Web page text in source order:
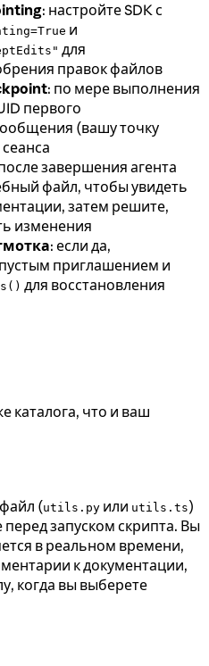
: настройте SDK с
и
для
правок файлов
: по мере выполнения
первого
(вашу точку
завершения агента
файл, чтобы увидеть
затем решите,
изменения
: если да,
приглашением и
для восстановления
каталога, что и ваш
(utils.py или utils.ts)
запуском скрипта. Вы
в реальном времени,
к документации,
когда вы выберете